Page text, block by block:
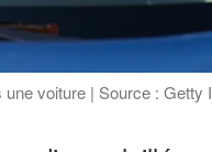
voiture | Source : Getty